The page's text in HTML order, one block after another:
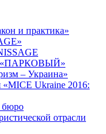
и практика»
«ПАРКОВЫЙ»
– Украина»
Ukraine 2016:
бюро
отрасли